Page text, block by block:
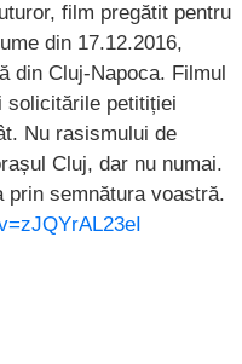
film pregătit pentru
din 17.12.2016,
din Cluj-Napoca. Filmul
solicitările petitiției
Nu rasismului de
Cluj, dar nu numai.
prin semnătura voastră.